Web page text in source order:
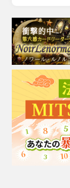
ト占術の極意をお伝
えしましょう。